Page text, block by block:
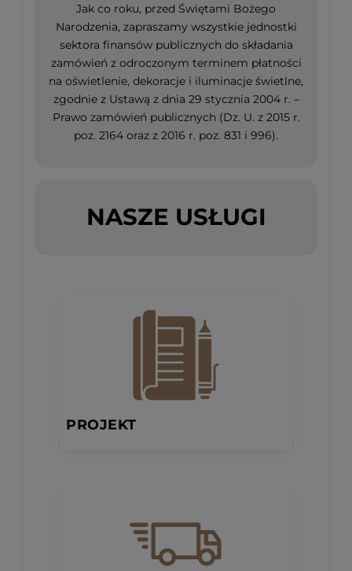
Jak co roku, przed Świętami Bożego
Narodzenia, zapraszamy wszystkie jednostki
sektora finansów publicznych do składania
zamówień z odroczonym terminem płatności
na oświetlenie, dekoracje i iluminacje świetlne,
zgodnie z Ustawą z dnia 29 stycznia 2004 r. –
Prawo zamówień publicznych (Dz. U. z 2015 r.
poz. 2164 oraz z 2016 r. poz. 831 i 996).
NASZE USŁUGI
PROJEKT